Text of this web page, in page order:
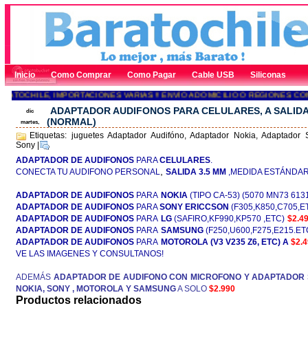
Inicio Como Comprar Como Pagar Cable USB Siliconas
IMPORTACIONES VARIAS !! ENVÍO A DOMICILIO O REGIONES
dic
martes,
ADAPTADOR AUDIFONOS PARA CELULARES, A
(NORMAL)
Etiquetas: juguetes Adaptador Audifóno, Adaptador Nokia, Adaptador
Sony
ADAPTADOR DE AUDIFONOS PARACELULARES
CONECTA TU AUDIFONO PERSONAL , SALIDA 3.5 MM ,MEDIDA
ADAPTADOR DE AUDIFONOS PARA NOKIA (TIPO CA-53) (5070 MN73
ADAPTADOR DE AUDIFONOS PARASONY ERICCSON
ADAPTADOR DE AUDIFONOS PARA LG (SAFIRO,KF990,KP570 ,ETC)
ADAPTADOR DE AUDIFONOS PARA SAMSUNG
ADAPTADOR DE AUDIFONOS PARA MOTOROLA (V3 V235 Z6, ETC) A
VE LAS IMAGENES Y CONSULTANOS!
ADEMÁS ADAPTADOR DE AUDIFONO CON MICROFONO Y
NOKIA, SONY , MOTOROLA Y SAMSUNGA SOLO $2.990
Productos relacionados